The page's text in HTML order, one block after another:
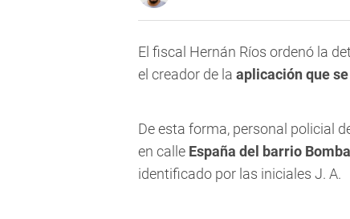
El fiscal Hernán Ríos ordenó la
el creador de la aplicación que
De esta forma, personal policial
en calle España del barrio
identificado por las iniciales J. A.